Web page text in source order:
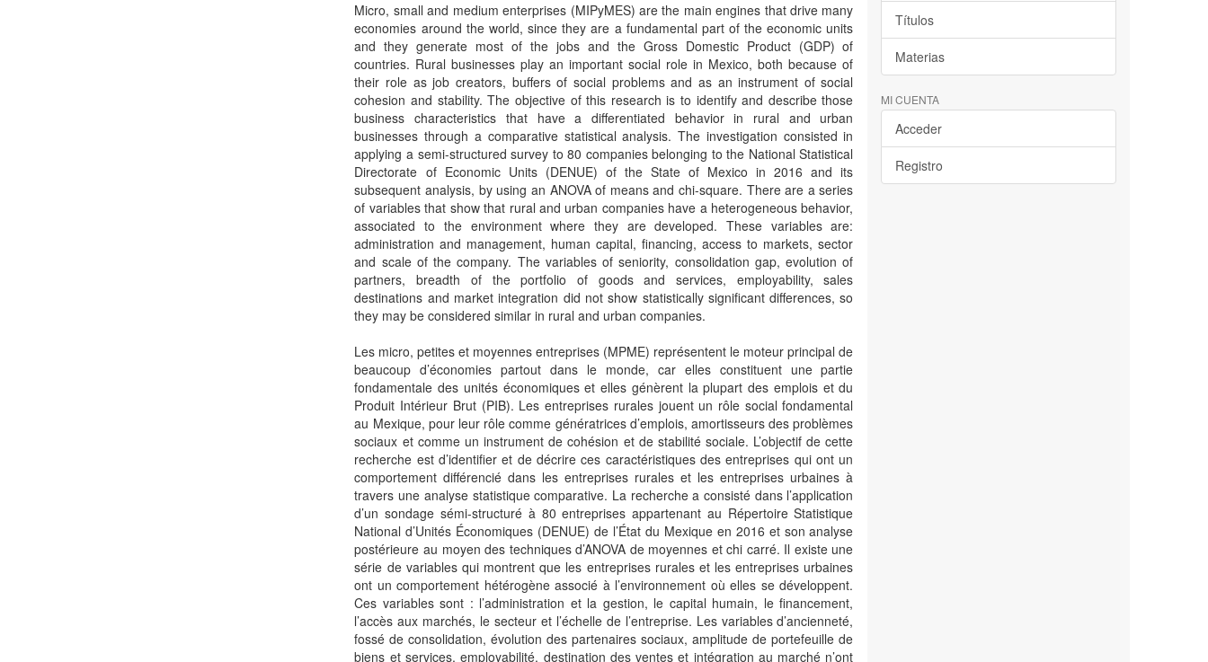
Micro, small and medium enterprises (MIPyMES) are the main engines that drive many
economies around the world, since they are a fundamental part of the economic units
and they generate most of the jobs and the Gross Domestic Product (GDP) of
countries. Rural businesses play an important social role in Mexico, both because of
their role as job creators, buffers of social problems and as an instrument of social
cohesion and stability. The objective of this research is to identify and describe those
business characteristics that have a differentiated behavior in rural and urban
businesses through a comparative statistical analysis. The investigation consisted in
applying a semi-structured survey to 80 companies belonging to the National Statistical
Directorate of Economic Units (DENUE) of the State of Mexico in 2016 and its
subsequent analysis, by using an ANOVA of means and chi-square. There are a series
of variables that show that rural and urban companies have a heterogeneous behavior,
associated to the environment where they are developed. These variables are:
administration and management, human capital, financing, access to markets, sector
and scale of the company. The variables of seniority, consolidation gap, evolution of
partners, breadth of the portfolio of goods and services, employability, sales
destinations and market integration did not show statistically significant differences, so
they may be considered similar in rural and urban companies.
Les micro, petites et moyennes entreprises (MPME) représentent le moteur principal de
beaucoup d’économies partout dans le monde, car elles constituent une partie
fondamentale des unités économiques et elles génèrent la plupart des emplois et du
Produit Intérieur Brut (PIB). Les entreprises rurales jouent un rôle social fondamental
au Mexique, pour leur rôle comme génératrices d’emplois, amortisseurs des problèmes
sociaux et comme un instrument de cohésion et de stabilité sociale. L’objectif de cette
recherche est d’identifier et de décrire ces caractéristiques des entreprises qui ont un
comportement différencié dans les entreprises rurales et les entreprises urbaines à
travers une analyse statistique comparative. La recherche a consisté dans l’application
d’un sondage sémi-structuré à 80 entreprises appartenant au Répertoire Statistique
National d’Unités Économiques (DENUE) de l’État du Mexique en 2016 et son analyse
postérieure au moyen des techniques d’ANOVA de moyennes et chi carré. Il existe une
série de variables qui montrent que les entreprises rurales et les entreprises urbaines
ont un comportement hétérogène associé à l’environnement où elles se développent.
Ces variables sont : l’administration et la gestion, le capital humain, le financement,
l’accès aux marchés, le secteur et l’échelle de l’entreprise. Les variables d’ancienneté,
fossé de consolidation, évolution des partenaires sociaux, amplitude de portefeuille de
biens et services, employabilité, destination des ventes et intégration au marché n’ont
Títulos
Materias
MI CUENTA
Acceder
Registro